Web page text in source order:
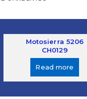
Motosierra 5206
CH0129
Read more